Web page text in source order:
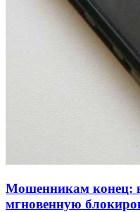
Волгоградские
заключены
Мошенникам конец:
мгновенную